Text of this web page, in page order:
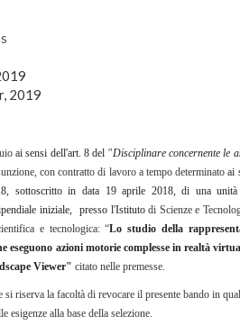
2019
ai sensi dell'art. 8 del "Disciplinare concernente le
e, con contratto di lavoro a tempo determinatoai
sottoscritto in data 19 aprile 2018, di una
iniziale,presso l'Istitutodi Scienze e
e tecnologica: “Lo studio della
eseguono azioni motorie complesse in realtà
Viewer" citato nelle premesse.
riserva la facoltà di revocare il presente bando in
esigenze alla base della selezione.